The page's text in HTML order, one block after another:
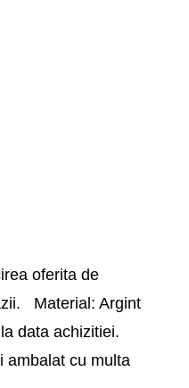
oferita de
Material: Argint
data achizitiei.
ambalat cu multa